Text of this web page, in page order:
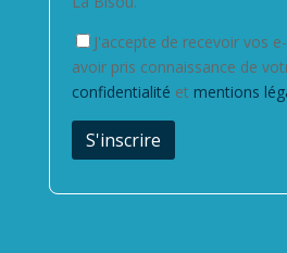
J'accepte de recevoir vos
avoir pris connaissance de
confidentialité et mentions